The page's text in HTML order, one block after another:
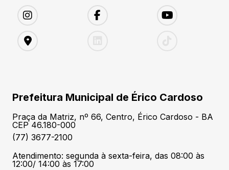
Prefeitura Municipal de Érico Cardoso
Praça da Matriz, nº 66, Centro, Érico Cardoso - BA
CEP 46.180-000
(77) 3677-2100
Atendimento: segunda à sexta-feira, das 08:00 às
12:00/ 14:00 às 17:00